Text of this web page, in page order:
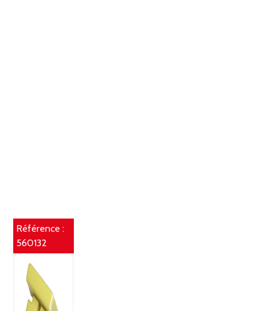
Référence :
560132